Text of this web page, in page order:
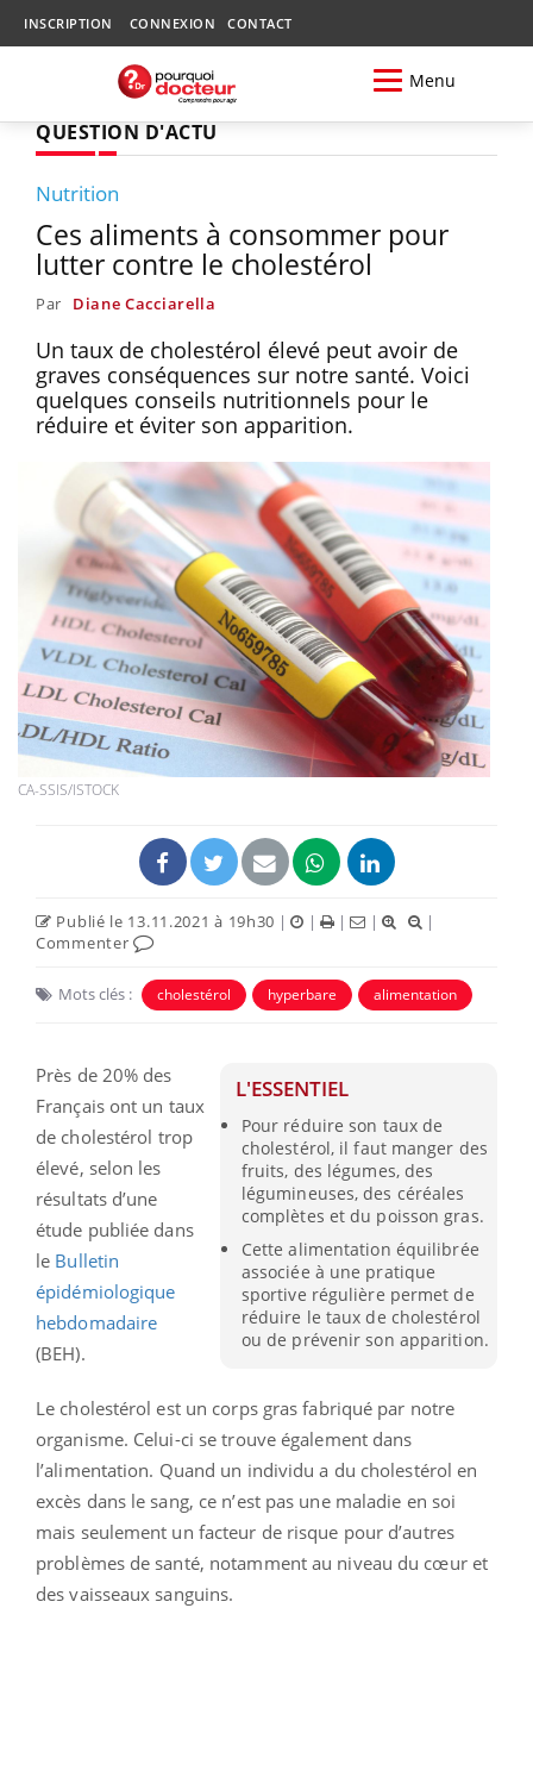
INSCRIPTION CONNEXION CONTACT
Menu
QUESTION D'ACTU
Nutrition
Ces aliments à consommer pour
lutter contre le cholestérol
Par Diane Cacciarella
Un taux de cholestérol élevé peut avoir de
graves conséquences sur notre santé. Voici
quelques conseils nutritionnels pour le
réduire et éviter son apparition.
CA-SSIS/ISTOCK
Publié le 13.11.2021 à 19h30 | | | |
|
Commenter
Mots clés : cholestérol hyperbare alimentation
L'ESSENTIEL
Pour réduire son taux de
cholestérol, il faut manger des
fruits, des légumes, des
légumineuses, des céréales
complètes et du poisson gras.
Cette alimentation équilibrée
associée à une pratique
sportive régulière permet de
réduire le taux de cholestérol
ou de prévenir son apparition.
Près de 20% des
Français ont un taux
de cholestérol trop
élevé, selon les
résultats d’une
étude publiée dans
le Bulletin
épidémiologique
hebdomadaire
(BEH).
Le cholestérol est un corps gras fabriqué par notre
organisme. Celui-ci se trouve également dans
l’alimentation. Quand un individu a du cholestérol en
excès dans le sang, ce n’est pas une maladie en soi
mais seulement un facteur de risque pour d’autres
problèmes de santé, notamment au niveau du cœur et
des vaisseaux sanguins.